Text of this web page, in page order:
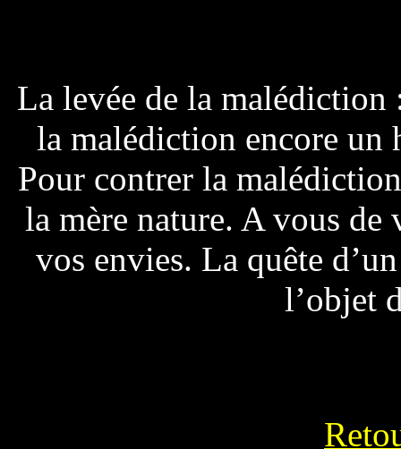
La levée de la malédiction
la malédiction encore un
Pour contrer la
la mère nature. A vous
vos envies. La quête
l’objet